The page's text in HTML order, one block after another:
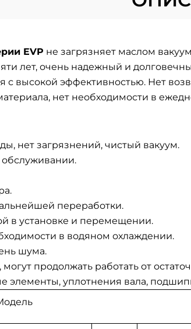
EVP не загрязняет маслом
лет, очень надежный и
с высокой эффективностью. Нет
нет необходимости в
нет загрязнений, чистый вакуум.
переработки.
в установке и перемещении.
в водяном охлаждении.
шума.
продолжать работать от
элементы, уплотнения вала,